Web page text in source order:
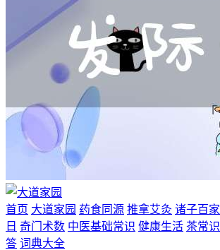
首页 大道家园 药食同源 推拿艾灸 诸子百家
日 奇门术数 中医基础常识 健康生活 茶常识
答 词典大全